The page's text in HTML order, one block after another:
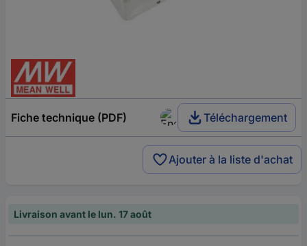
Fiche technique (PDF) Téléchargement
Ajouter à la liste d'achat
Livraison avant le lun. 17 août